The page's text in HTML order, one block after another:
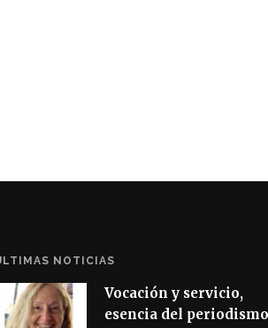
NOTICIAS
Vocación y servicio,
esencia del periodismo